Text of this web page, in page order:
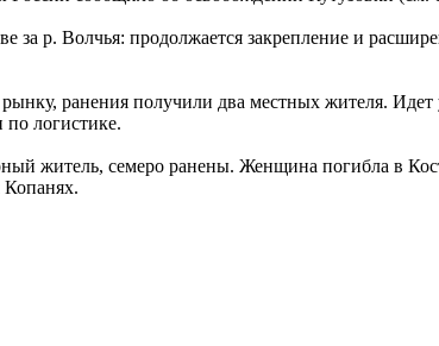
р. Волчья: продолжается закрепление и
ранения получили два местных жителя. Идет
логистике.
житель, семеро ранены. Женщина погибла в